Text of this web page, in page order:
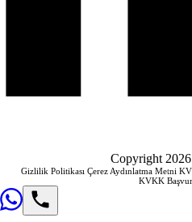
Copyright2026
Gizlilik Politikası Çerez Aydınlatma Metni
KVKK